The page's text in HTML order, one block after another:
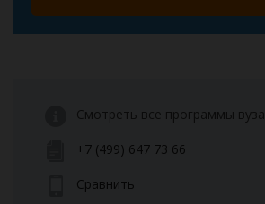
Смотреть все программы вуза
+7 (499) 647 73 66
Сравнить